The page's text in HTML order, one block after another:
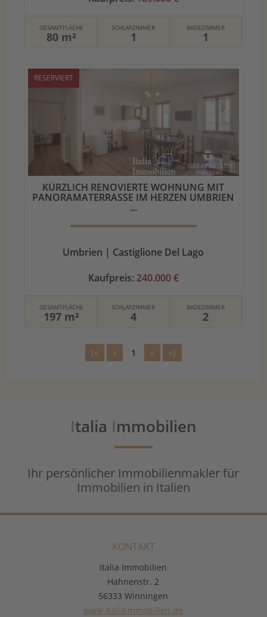
GESAMTFLÄCHE
80 m²
SCHLAFZIMMER
1
BADEZIMMER
1
RESERVIERT
KÜRZLICH RENOVIERTE WOHNUNG MIT
PANORAMATERRASSE IM HERZEN UMBRIEN
...
Umbrien | Castiglione Del Lago
Kaufpreis: 240.000 €
GESAMTFLÄCHE
197 m²
SCHLAFZIMMER
4
BADEZIMMER
2
[« « 1 » »]
Italia Immobilien
Ihr persönlicher Immobilienmakler für
Immobilien in Italien
KONTAKT
Italia Immobilien
Hahnenstr. 2
56333 Winningen
www.italiaimmobilien.de